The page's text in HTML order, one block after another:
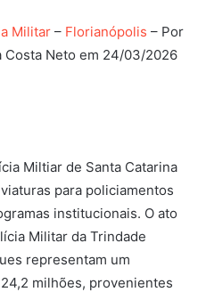
Militar– Florianópolis– Por
Costa Neto em 24/03/2026
Miltiar de Santa Catarina
para policiamentos
institucionais. O ato
Militar da Trindade
representam um
milhões, provenientes